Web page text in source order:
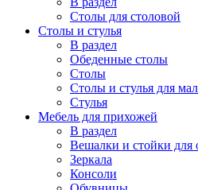
Столы для столовой
Столы и стулья
В раздел
Обеденные столы
Столы
Столы и стулья для
Стулья
Мебель для прихожей
В раздел
Вешалки и стойки для
Зеркала
Консоли